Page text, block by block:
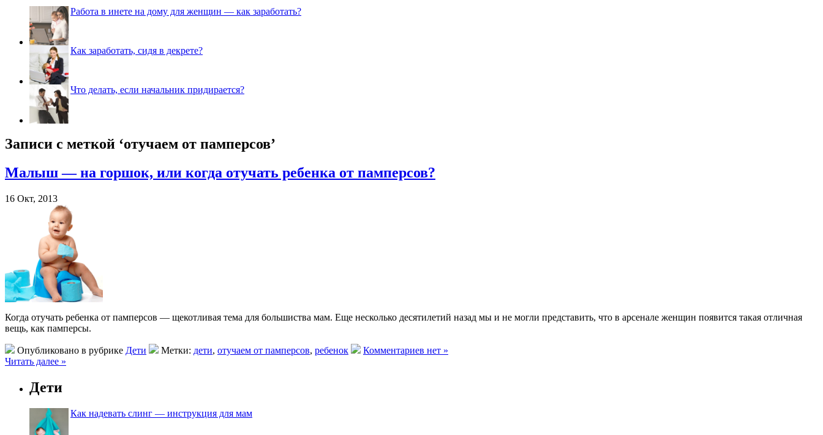
Работа в инете на дому для женщин — как заработать?
Как заработать, сидя в декрете?
Что делать, если начальник придирается?
Записи с меткой ‘отучаем от памперсов’
Малыш — на горшок, или когда отучать ребенка от памперсов?
16 Окт, 2013
Когда отучать ребенка от памперсов — щекотливая тема для большиства мам. Еще несколько десятилетий назад мы и не могли представить, что в арсенале женщин появится такая отличная
вещь, как памперсы.
Опубликовано в рубрике Дети Метки: дети, отучаем от памперсов, ребенок
Комментариев нет »
Читать далее »
Дети
Как надевать слинг — инструкция для мам